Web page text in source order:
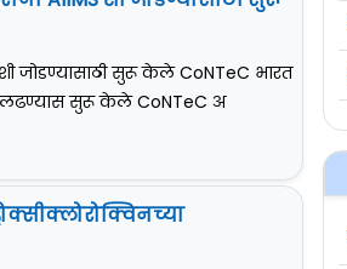
जोडण्यासाठी सुरू केले CoNTeC भारत
लढण्यास सुरू केले CoNTeC अ